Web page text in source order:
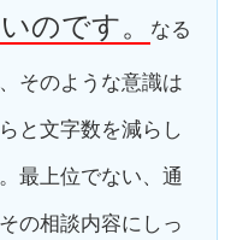
のです。 なる
そのような意識は
と文字数を減らし
最上位でない、通
の相談内容にしっ